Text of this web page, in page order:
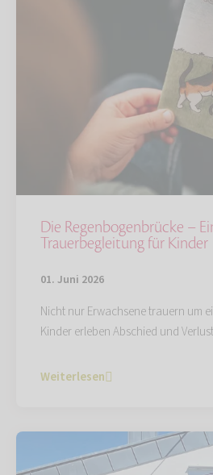
Die Regenbogenbrücke –
Trauerbegleitung für Kinder
01. Juni 2026
Nicht nur Erwachsene trauern um
Kinder erleben Abschied und
Weiterlesen